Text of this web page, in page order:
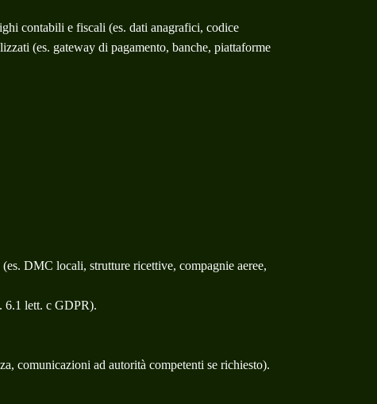
contabili e fiscali (es. dati anagrafici, codice
(es. gateway di pagamento, banche, piattaforme
DMC locali, strutture ricettive, compagnie aeree,
6.1 lett. c GDPR).
comunicazioni ad autorità competenti se richiesto).